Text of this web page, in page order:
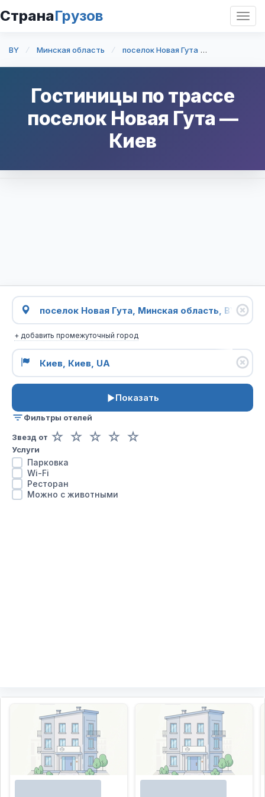
СтранаГрузов
BY Минская область поселок Новая Гута
Гостиницы по трассе
поселок Новая Гута —
Киев
+ добавить промежуточный город
Показать
Фильтры отелей
Звезд от ☆ ☆ ☆ ☆ ☆
Услуги
Парковка
Wi-Fi
Ресторан
Можно с животными